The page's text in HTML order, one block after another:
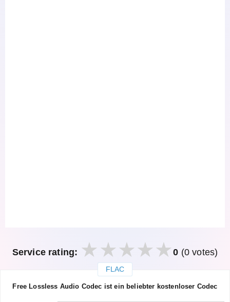
Service rating: 0 (0 votes)
FLAC
Free Lossless Audio Codec ist ein beliebter kostenloser Codec